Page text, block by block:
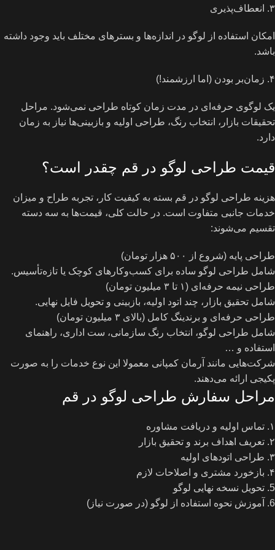
۳. انعطاف‌پذیری
امکان استفاده از لوگو در اندازه‌ها و بسترهای مختلف باید وجود داشته
باشد.
۴. زمان‌بر بودن (اما ارزشمند!)
یک لوگوی حرفه‌ای در مدت زمان کوتاه طراحی نمی‌شود. مراحل
تحقیقات بازار، انتخاب رنگ، طراحی اولیه و بازبینی‌ها نیاز به زمان
دارد.
قیمت طراحی لوگو در قم چقدر است؟
هزینه طراحی لوگو در قم بسته به کیفیت کار، تجربه طراح و میزان
خدمات جانبی متفاوت است. در حالت کلی، قیمت‌ها به سه دسته
تقسیم می‌شوند:
طراحی پایه (شروع از ۵۰۰ هزار تومان)
شامل طراحی لوگو ساده برای کسب‌وکارهای کوچک یا تازه‌تأسیس.
طراحی نیمه‌ حرفه‌ای (۱ تا ۳ میلیون تومان)
شامل تحقیق بازار، چند اتود اولیه، بازبینی و تحویل فایل نهایی.
طراحی حرفه‌ای و برندینگ کامل (بالای ۳ میلیون تومان)
شامل طراحی لوگو، انتخاب رنگ سازمانی، ست اداری، راهنمای
استفاده و …
شرکت‌هایی مانند آرمان کمپانی معمولا این نوع خدمات را به ‌صورت
پکیجی ارائه می‌دهند.
مراحل سفارش طراحی لوگو در قم
۱. تماس اولیه و دریافت مشاوره
۲. تعریف اهداف برند و تحقیق بازار
۳. طراحی اتودهای اولیه
۴. بازخورد مشتری و اصلاحات لازم
5. تحویل نسخه نهایی لوگو
6. آموزش نحوه استفاده از لوگو (در صورت نیاز)